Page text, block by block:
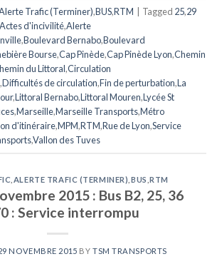
Trafic (Terminer),BUS,RTM Tagged 25,29
Actes d'incivilité,Alerte
,Boulevard Bernabo,Boulevard
Bourse,Cap Pinède,Cap Pinède Lyon,Chemin
du Littoral,Circulation
,Difficultés de circulation,Fin de perturbation,La
,Littoral Bernabo,Littoral Mouren,Lycée St
,Marseille,Marseille Transports,Métro
d'itinéraire,MPM,RTM,Rue de Lyon,Service
,Vallon des Tuves
ALERTE TRAFIC (TERMINER) BUS ,RTM
2015 : Bus B2, 25, 36
: Service interrompu
NOVEMBRE 2015 BY TSM TRANSPORTS